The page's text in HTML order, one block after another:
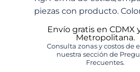
piezas con producto.
Envío gratis en CDMX
Metropolitana.
Consulta zonas y costos de
nuestra sección de
Frecuentes.